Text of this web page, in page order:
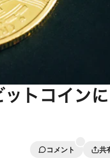
トコインに
コメント
共